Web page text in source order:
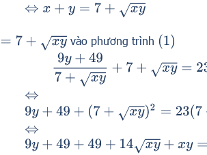
⇔x +y=7+ xy
+x y vào phương trình (1 )
9y+ 497+x
⇔
9y+49+(7+xy)2=23 (7+xy)
⇔
9y+49+49+ 14x y+ xy=161+ 23 xy